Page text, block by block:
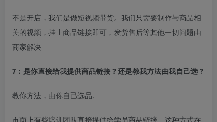
不是开店，我们是做短视频带货。我们只需要制作与商品相
关的视频，挂上商品链接即可，发货售后等其他一切问题由
商家解决
7：是你直接给我提供商品链接？还是教我方法由我自己选？
教你方法，由你自己选品。
市面上有些培训团队直接提供给学员商品链接，这种方式在